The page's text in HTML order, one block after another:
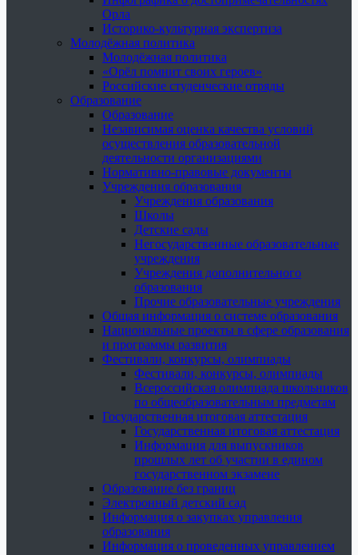
Орла
Историко-культурная экспертиза
Молодёжная политика
Молодёжная политика
«Орёл помнит своих героев»
Российские студенческие отряды
Образование
Образование
Независимая оценка качества условий
осуществления образовательной
деятельности организациями
Нормативно-правовые документы
Учреждения образования
Учреждения образования
Школы
Детские сады
Негосударственные образовательные
учреждения
Учреждения дополнительного
образования
Прочие образовательные учреждения
Общая информация о системе образования
Национальные проекты в сфере образования
и программы развития
Фестивали, конкурсы, олимпиады
Фестивали, конкурсы, олимпиады
Всероссийская олимпиада школьников
по общеобразовательным предметам
Государственная итоговая аттестация
Государственная итоговая аттестация
Информация для выпускников
прошлых лет об участии в едином
государственном экзамене
Образование без границ
Электронный детский сад
Информация о закупках управления
образования
Информация о проведенных управлением